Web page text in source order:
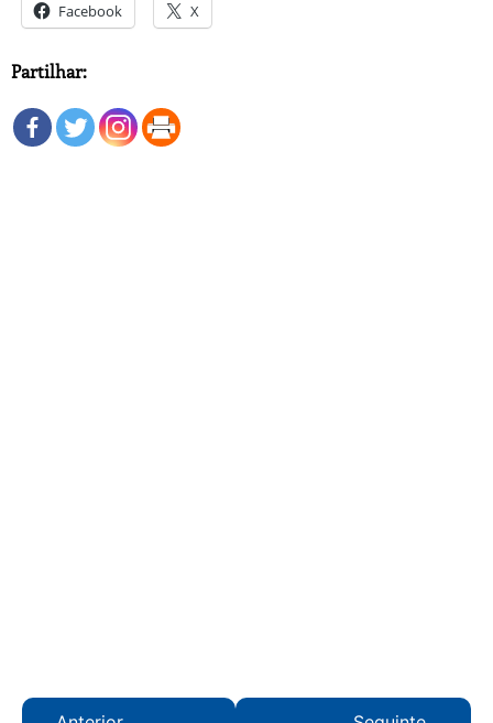
Facebook X
Partilhar: